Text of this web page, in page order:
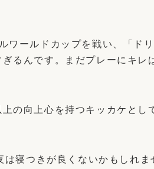
ワールドカップを戦い、「ド
るんです。まだプレーにキレ
の向上心を持つキッカケとし
寝つきが良くないかもしれま